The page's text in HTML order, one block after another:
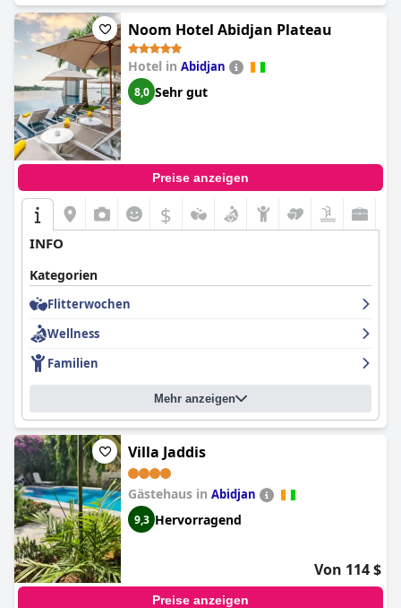
Aufenthalts. Insgesamt bietet dasBNB Hotel Spaeinen
komfortablen und angenehmen Aufenthalt für jeden Reisenden.
Noom Hotel Abidjan Plateau
Hotel in Abidjan
8,0 Sehr gut
Preise anzeigen
$
INFO
Kategorien
Flitterwochen
Wellness
Familien
Mehr anzeigen
Villa Jaddis
Gästehaus in Abidjan
9,3 Hervorragend
Von 114 $
Preise anzeigen